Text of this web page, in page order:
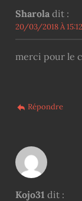
Sharola dit :
20/03/2018 À 15:12
merci pour le
Répondre
Kojo31 dit :